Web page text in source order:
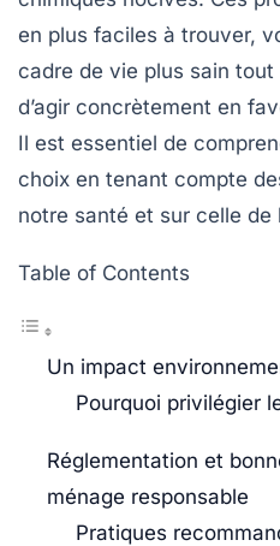
en plus faciles à trouver,
cadre de vie plus sain
d’agir concrètement en
Il est essentiel de
choix en tenant compte
notre santé et sur celle de
Table of Contents
Un impact
Pourquoi privilégier
Réglementation et
ménage responsable
Pratiques